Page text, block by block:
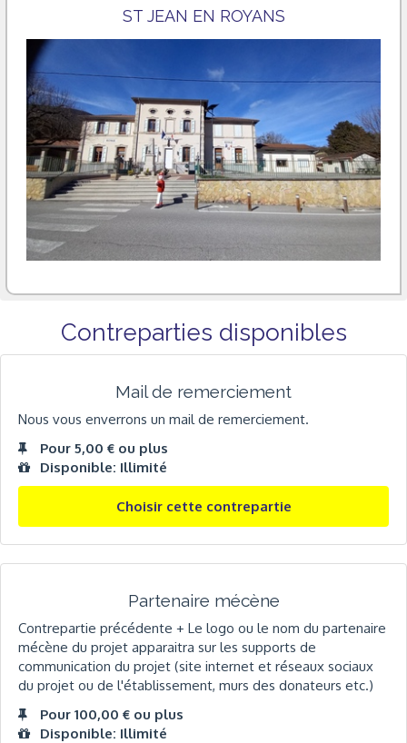
ST JEAN EN ROYANS
Contreparties disponibles
Mail de remerciement
Nous vous enverrons un mail de remerciement.
Pour 5,00 € ou plus
Disponible: Illimité
Choisir cette contrepartie
Partenaire mécène
Contrepartie précédente + Le logo ou le nom du partenaire
mécène du projet apparaitra sur les supports de
communication du projet (site internet et réseaux sociaux
du projet ou de l'établissement, murs des donateurs etc.)
Pour 100,00 € ou plus
Disponible: Illimité